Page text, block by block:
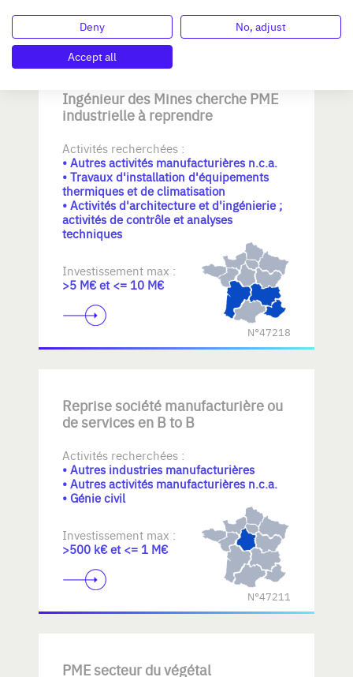
N°47221
Ingénieur des Mines cherche PME
industrielle à reprendre
Activités recherchées :
• Autres activités manufacturières n.c.a.
• Travaux d'installation d'équipements
thermiques et de climatisation
• Activités d'architecture et d'ingénierie ;
activités de contrôle et analyses
techniques
Investissement max :
>5 M€ et <= 10 M€
N°47218
Reprise société manufacturière ou
de services en B to B
Activités recherchées :
• Autres industries manufacturières
• Autres activités manufacturières n.c.a.
• Génie civil
Investissement max :
>500 k€ et <= 1 M€
N°47211
PME secteur du végétal
Deny
No, adjust
Accept all